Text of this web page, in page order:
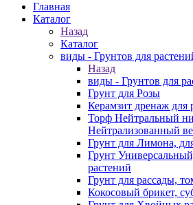
Главная
Каталог
Назад
Каталог
виды - Грунтов для
Назад
виды - Грунтов для
Грунт для Розы
Керамзит дренаж для
Торф Нейтральный
Нейтрализованный
Грунт для Лимона,
Грунт
растений
Грунт для рассады,
Кокосовый брикет,